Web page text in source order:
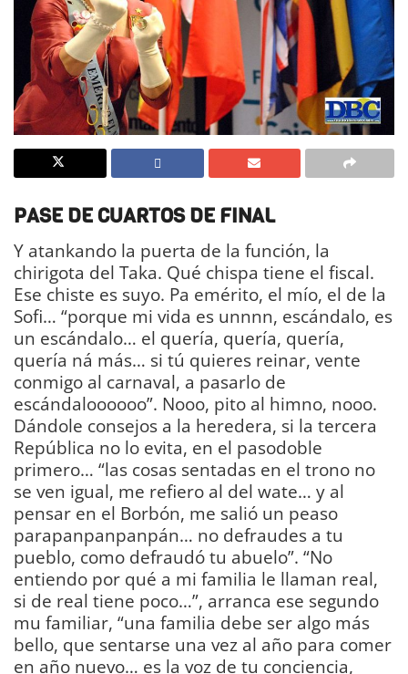
PASE DE CUARTOS DE FINAL
Y atankando la puerta de la función, la
chirigota del Taka. Qué chispa tiene el fiscal.
Ese chiste es suyo. Pa emérito, el mío, el de la
Sofi… “porque mi vida es unnnn, escándalo, es
un escándalo… el quería, quería, quería,
quería ná más… si tú quieres reinar, vente
conmigo al carnaval, a pasarlo de
escándaloooooo”. Nooo, pito al himno, nooo.
Dándole consejos a la heredera, si la tercera
República no lo evita, en el pasodoble
primero… “las cosas sentadas en el trono no
se ven igual, me refiero al del wate… y al
pensar en el Borbón, me salió un peaso
parapanpanpanpán… no defraudes a tu
pueblo, como defraudó tu abuelo”. “No
entiendo por qué a mi familia le llaman real,
si de real tiene poco…”, arranca ese segundo
mu familiar, “una familia debe ser algo más
bello, que sentarse una vez al año para comer
en año nuevo… es la voz de tu conciencia,